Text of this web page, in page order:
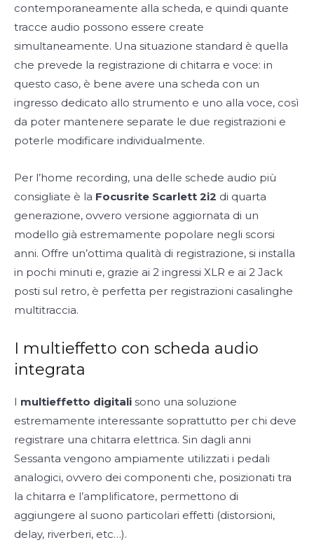
contemporaneamente alla scheda, e quindi quante
tracce audio possono essere create
simultaneamente. Una situazione standard è quella
che prevede la registrazione di chitarra e voce: in
questo caso, è bene avere una scheda con un
ingresso dedicato allo strumento e uno alla voce, così
da poter mantenere separate le due registrazioni e
poterle modificare individualmente.
Per l’home recording, una delle schede audio più
consigliate è la Focusrite Scarlett 2i2 di quarta
generazione, ovvero versione aggiornata di un
modello già estremamente popolare negli scorsi
anni. Offre un’ottima qualità di registrazione, si installa
in pochi minuti e, grazie ai 2 ingressi XLR e ai 2 Jack
posti sul retro, è perfetta per registrazioni casalinghe
multitraccia.
I multieffetto con scheda audio
integrata
I multieffetto digitali sono una soluzione
estremamente interessante soprattutto per chi deve
registrare una chitarra elettrica. Sin dagli anni
Sessanta vengono ampiamente utilizzati i pedali
analogici, ovvero dei componenti che, posizionati tra
la chitarra e l’amplificatore, permettono di
aggiungere al suono particolari effetti (distorsioni,
delay, riverberi, etc…).